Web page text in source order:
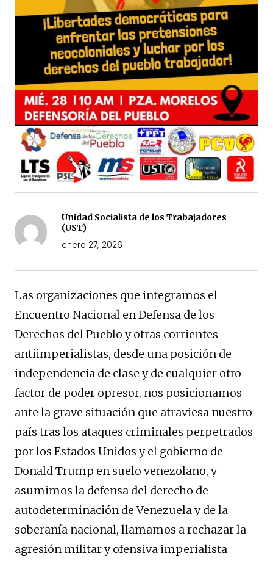
Unidad Socialista de los Trabajadores
(UST)
enero 27, 2026
Las organizaciones que integramos el
Encuentro Nacional en Defensa de los
Derechos del Pueblo y otras corrientes
antiimperialistas, desde una posición de
independencia de clase y de cualquier otro
factor de poder opresor, nos posicionamos
ante la grave situación que atraviesa nuestro
país tras los ataques criminales perpetrados
por los Estados Unidos y el gobierno de
Donald Trump en suelo venezolano, y
asumimos la defensa del derecho de
autodeterminación de Venezuela y de la
soberanía nacional, llamamos a rechazar la
agresión militar y ofensiva imperialista